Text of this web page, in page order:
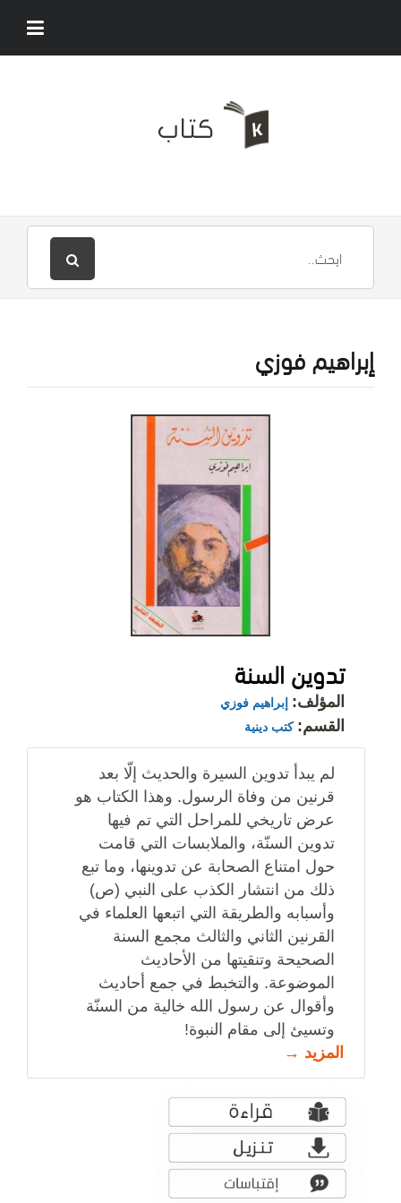
إبراهيم فوزي
تدوين السنة
المؤلف: إبراهيم فوزي
القسم: كتب دينية
لم يبدأ تدوين السيرة والحديث إلّا بعد
قرنين من وفاة الرسول. وهذا الكتاب هو
عرض تاريخي للمراحل التي تم فيها
تدوين السنّة، والملابسات التي قامت
حول امتناع الصحابة عن تدوينها، وما تبع
ذلك من انتشار الكذب على النبي (ص)
وأسبابه والطريقة التي اتبعها العلماء في
القرنين الثاني والثالث مجمع السنة
الصحيحة وتنقيتها من الأحاديث
الموضوعة. والتخبط في جمع أحاديث
وأقوال عن رسول الله خالية من السنّة
وتسيئ إلى مقام النبوة!
المزيد →